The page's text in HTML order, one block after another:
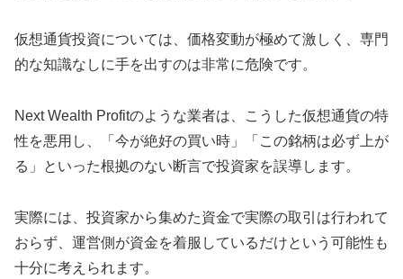
仮想通貨投資については、価格変動が極めて激しく、専門
的な知識なしに手を出すのは非常に危険です。
Next Wealth Profitのような業者は、こうした仮想通貨の特
性を悪用し、「今が絶好の買い時」「この銘柄は必ず上が
る」といった根拠のない断言で投資家を誤導します。
実際には、投資家から集めた資金で実際の取引は行われて
おらず、運営側が資金を着服しているだけという可能性も
十分に考えられます。